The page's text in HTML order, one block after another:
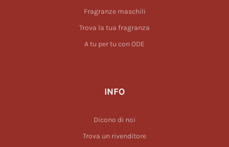
Fragranze maschili
Trova la tua fragranza
A tu per tu con ODE
INFO
Dicono di noi
Trova un rivenditore